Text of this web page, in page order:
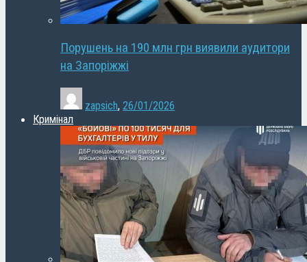
Порушень на 190 млн грн виявили аудитори
на Запоріжжі
zapsich, 26/01/2026
Кримінал